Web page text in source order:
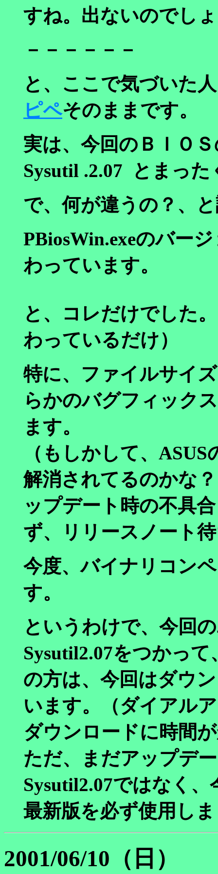
すね。出ないのでし
－－－－－－
と、ここで気づいた
ピペそのままです。
実は、今回のＢＩＯ
Sysutil .2.07 とまった
で、何が違うの？、
PBiosWin.exeのバー
わっています。
と、コレだけでした
わっているだけ）
特に、ファイルサイ
らかのバグフィック
ます。
（もしかして、
解消されてるのかな
ップデート時の不具
ず、リリースノート
今度、バイナリコン
す。
というわけで、今回
Sysutil2.07をつかっ
の方は、今回はダウ
います。（ダイアル
ダウンロードに時間
ただ、まだアップデ
Sysutil2.07ではなく
最新版を必ず使用し
2001/06/10（日）